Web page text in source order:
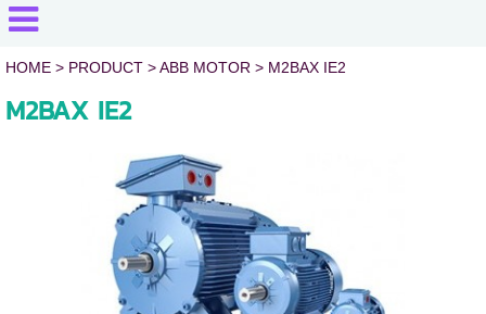
HOME> PRODUCT >ABB MOTOR > M2BAX IE2
M2BAX IE2